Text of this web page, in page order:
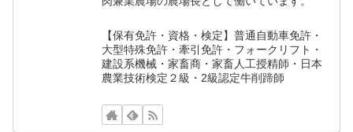
【保有免許・資格・検定】普通自動車免許・
大型特殊免許・牽引免許・フォークリフト・
建設系機械・家畜商・家畜人工授精師・日本
農業技術検定２級・2級認定牛削蹄師